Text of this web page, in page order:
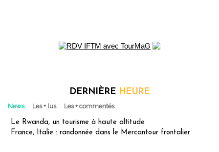
DERNIÈRE HEURE
News Les + lus Les + commentés
Le Rwanda, un tourisme à haute altitude
France, Italie : randonnée dans le Mercantour frontalier